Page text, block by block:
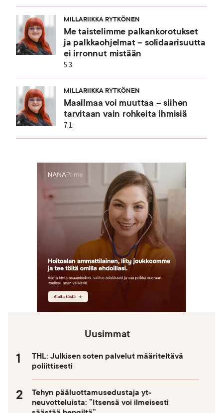
MILLARIIKKA RYTKÖNEN
Me taistelimme palkankorotukset
ja palkkaohjelmat – solidaarisuutta
ei irronnut mistään
5.3.
MILLARIIKKA RYTKÖNEN
Maailmaa voi muuttaa – siihen
tarvitaan vain rohkeita ihmisiä
7.1.
Uusimmat
THL: Julkisen soten palvelut määriteltävä
poliittisesti
Tehyn pääluottamusedustaja yt-
neuvotteluista: ”Itsensä voi ilmeisesti